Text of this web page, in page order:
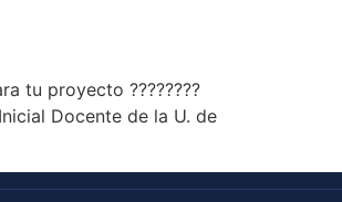
tu proyecto ????????
Docente de la U. de